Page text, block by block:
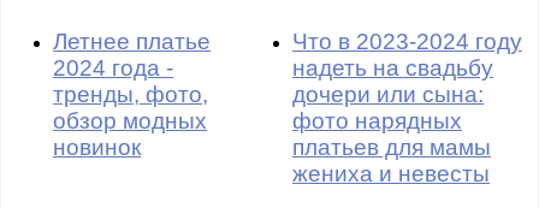
Летнее платье
2024 года -
тренды, фото,
обзор модных
новинок
Что в 2023-2024 году
надеть на свадьбу
дочери или сына:
фото нарядных
платьев для мамы
жениха и невесты